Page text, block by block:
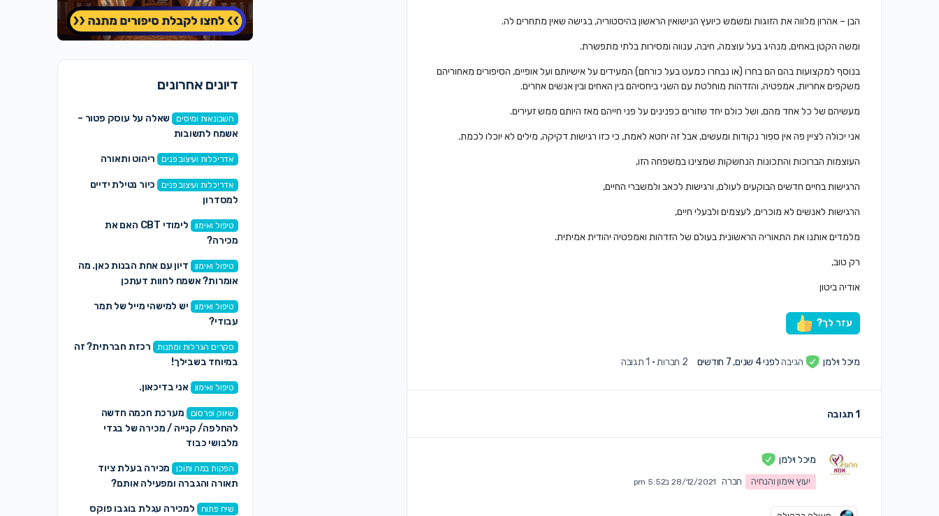
הבן – אהרון מלווה את הזוגות ומשמש כיועץ הנישואין הראשון בהיסטוריה, בגישה שאין מתחרים לה.
ומשה הקטן באחים, מנהיג בעל עוצמה, חיבה, ענווה ומסירות בלתי מתפשרת.
בנוסף למקצועות בהם הם בחרו (או נבחרו כמעט בעל כורחם) המעידים על אישיותם ועל אופיים, הסיפורים מאחוריהם
משקפים אחריות, אמפטיה, והזדהות מוחלטת עם השני ביחסיהם בין האחים ובין אנשים אחרים.
מעשיהם של כל אחד מהם, ושל כולם יחד שזורים כפנינים על פני חייהם מאז היותם ממש זעירים.
אני יכולה לציין פה אין ספור נקודות ומעשים, אבל זה יחטא לאמת, כי כזו רגישות דקיקה, מילים לא יוכלו לכמת.
העוצמות הברוכות והתכונות הנחשקות שמצינו במשפחה הזו,
הרגישות בחיים חדשים הבוקעים לעולם, ורגישות לכאב ולמשברי החיים,
הרגישות לאנשים לא מוכרים, לעצמים ולבעלי חיים,
מלמדים אותנו את התאוריה הראשונית בעולם של הזדהות ואמפטיה יהודית אמיתית.
רק טוב,
אודיה ביטון
עזר לך?
מיכל וילמן הגיבהלפני 4 שנים, 7 חודשים 2 חברות · 1 תגובה
1 תגובה
מיכל וילמן
יעוץ אימון והנחיה
חברה 28/12/2021 ב5:52 pm
דיונים אחרונים
חשבונאות ומיסים
שאלה על עוסק פטור –
אשמח לתשובות
אדריכלות ועיצוב פנים ריהוט ותאורה
אדריכלות ועיצוב פנים
כיור נטילת ידיים
למסדרון
טיפול ואימון
לימודי CBT האם את
מכירה?
טיפול ואימון
דיון עם אחת הבנות כאן. מה
אומרות? אשמח לחוות דעתכן
טיפול ואימון
יש למישהי מייל של תמר
עבודי?
סקרים הגרלות ומתנות
רכזת חברתית? זה
במיוחד בשבילך!
טיפול ואימון אני בדיכאון.
שיווק ופרסום
מערכת חכמה חדשה
להחלפה/ קנייה / מכירה של בגדי
מלבושי כבוד
הפקות במה ותוכן
מכירה בעלת ציוד
תאורה והגברה ומפעילה אותם?
שיח פתוח
למכירה עגלת בוגבו פוקס